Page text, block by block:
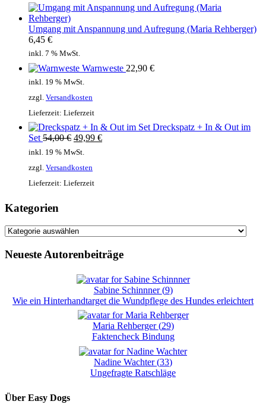
Umgang mit Anspannung und Aufregung (Maria Rehberger)
6,45 €
inkl. 7 % MwSt.
Warnweste 22,90 €
inkl. 19 % MwSt.
zzgl. Versandkosten
Lieferzeit: Lieferzeit
Dreckspatz + In & Out im
Set 54,00€ Ursprünglicher
Preis
54,00 €
49,99 €Aktueller
inkl. 19 % MwSt.
zzgl. Versandkosten
Lieferzeit: Lieferzeit
Kategorien
Kategorien
Neueste Autorenbeiträge
Sabine Schinnner(9)
Wie ein Hinterhandtarget die Wundpflege des Hundes erleichtert
Maria Rehberger(29)
Faktencheck Bindung
Nadine Wachter(33)
Ungefragte Ratschläge
Über Easy Dogs